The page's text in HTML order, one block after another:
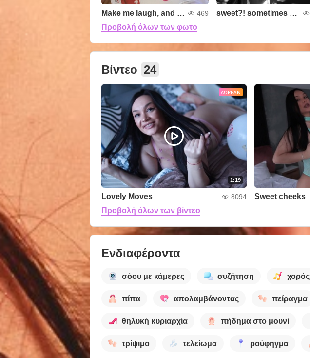
Make me laugh, and maybe I’ll make you blush 😇 469 sweet?! sometimes 😛 naughty?! always 😆
Προβολή όλων των φωτο
Βίντεο 24
ΔΩΡΕΆΝ
1:19
Lovely Moves 8094 Sweet cheeks
Προβολή όλων των βίντεο
Ενδιαφέροντα
σόου με κάμερες συζήτηση χορός
πίπα απολαμβάνοντας πείραγμα
θηλυκή κυριαρχία πήδημα στο μουνί
τρίψιμο τελείωμα ρούφηγμα